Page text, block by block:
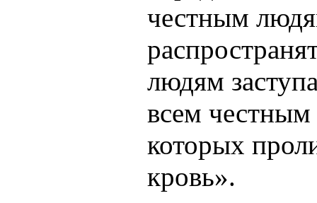
честным
людям
всем честным
которых
кровь».